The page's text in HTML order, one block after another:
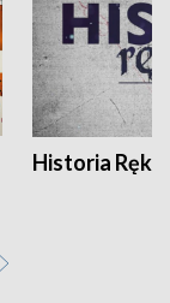
Historia Ręką